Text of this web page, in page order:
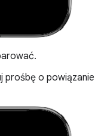
prośbę o powiązanie